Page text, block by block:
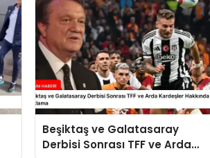
Beşiktaş ve Galatasaray
Derbisi Sonrası TFF ve Arda